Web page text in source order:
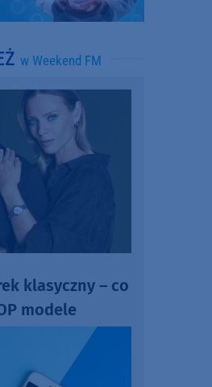
w Weekend FM
klasyczny – co
modele